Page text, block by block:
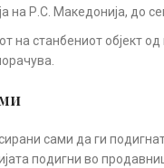
на Р.С. Македонија, до
на станбениот објект
сами да ги
подигни во